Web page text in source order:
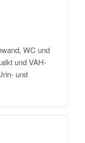
WC und
und VAH-
und